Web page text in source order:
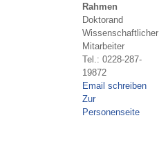
Rahmen
Doktorand
Wissenschaftlicher
Mitarbeiter
Tel.: 0228-287-
19872
Email schreiben
Zur
Personenseite